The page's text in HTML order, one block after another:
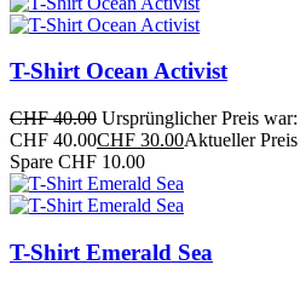
T-Shirt Ocean Activist
CHF40.00 Ursprünglicher Preis war:
CHF 40.00CHF 30.00Aktueller
Spare CHF 10.00
T-Shirt Emerald Sea